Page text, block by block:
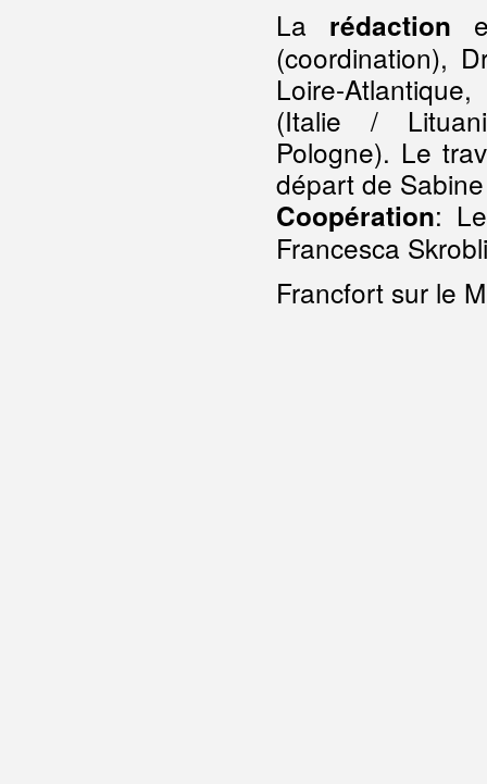
La rédaction
(coordination),
Loire-
(Italie /
Pologne). Le
départ de
Coopération:
Francesca
Francfort sur le